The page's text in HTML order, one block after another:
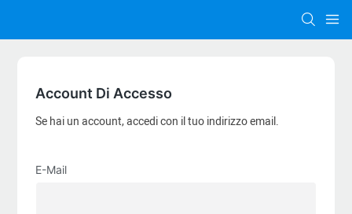
Account Di Accesso
Se hai un account, accedi con il tuo indirizzo email.
E-Mail